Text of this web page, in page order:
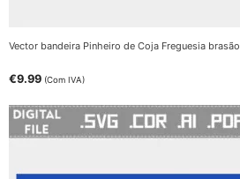
Vector bandeira Pinheiro de Coja Freguesia
€9.99 (Com IVA)